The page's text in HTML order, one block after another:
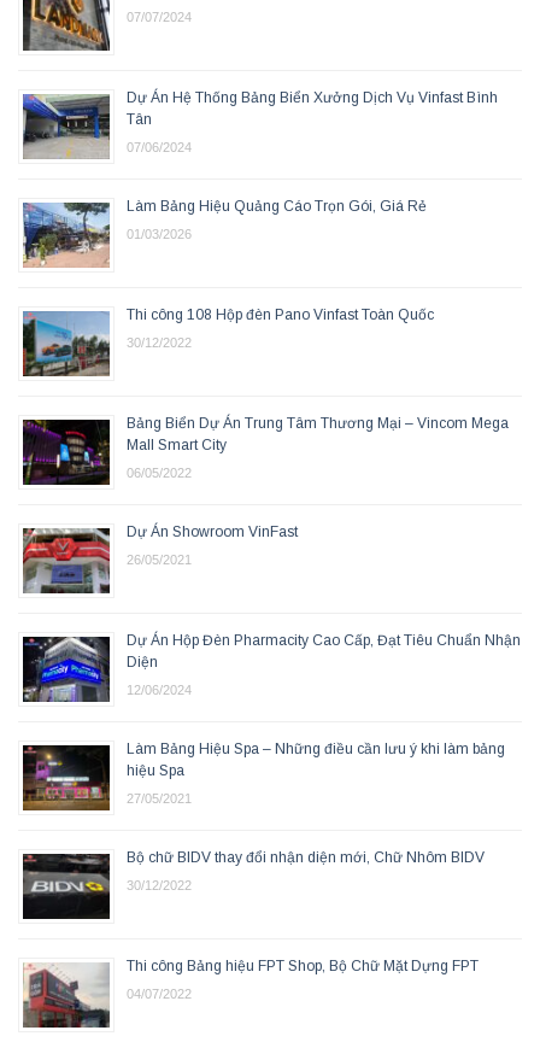
07/07/2024
Dự Án Hệ Thống Bảng Biển Xưởng Dịch Vụ Vinfast Bình
Tân
07/06/2024
Làm Bảng Hiệu Quảng Cáo Trọn Gói, Giá Rẻ
01/03/2026
Thi công 108 Hộp đèn Pano Vinfast Toàn Quốc
30/12/2022
Bảng Biển Dự Án Trung Tâm Thương Mại – Vincom Mega
Mall Smart City
06/05/2022
Dự Án Showroom VinFast
26/05/2021
Dự Án Hộp Đèn Pharmacity Cao Cấp, Đạt Tiêu Chuẩn Nhận
Diện
12/06/2024
Làm Bảng Hiệu Spa – Những điều cần lưu ý khi làm bảng
hiệu Spa
27/05/2021
Bộ chữ BIDV thay đổi nhận diện mới, Chữ Nhôm BIDV
30/12/2022
Thi công Bảng hiệu FPT Shop, Bộ Chữ Mặt Dựng FPT
04/07/2022